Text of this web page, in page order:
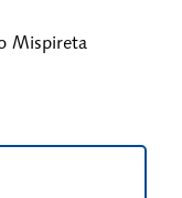
Mispireta